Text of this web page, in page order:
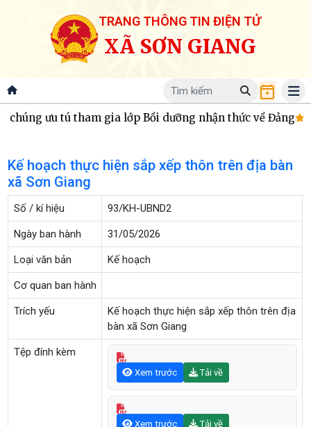
TRANG THÔNG TIN ĐIỆN TỬ
XÃ SƠN GIANG
ưu tú tham gia lớp Bồi dưỡng nhận thức về Đảng
Kế hoạch thực hiện sắp xếp thôn trên địa bàn
xã Sơn Giang
Số / kí hiệu 93/KH-UBND2
Ngày ban hành 31/05/2026
Loại văn bản Kế hoạch
Cơ quan ban hành
Trích yếu
Kế hoạch thực hiện sắp xếp thôn trên địa
bàn xã Sơn Giang
Tệp đính kèm
Xem trước Tải về
Xem trước Tải về